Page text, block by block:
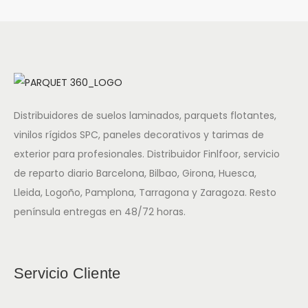
Distribuidores de suelos laminados, parquets flotantes,
vinilos rígidos SPC, paneles decorativos y tarimas de
exterior para profesionales. Distribuidor Finlfoor, servicio
de reparto diario Barcelona, Bilbao, Girona, Huesca,
Lleida, Logoño, Pamplona, Tarragona y Zaragoza. Resto
península entregas en 48/72 horas.
Servicio Cliente